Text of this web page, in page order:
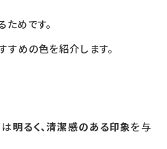
めです。
すめの色を紹介します。
明るく、清潔感のある印象を与